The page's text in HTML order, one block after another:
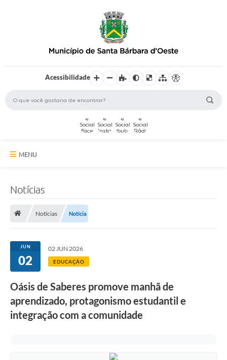
Acessibilidade
MENU
Serviços Online
Transparência
Legislação
Covid-19
Notícias
Notícias Notícia
JUN
02
02 JUN 2026
EDUCAÇÃO
Oásis de Saberes promove manhã de
aprendizado, protagonismo estudantil e
integração com a comunidade